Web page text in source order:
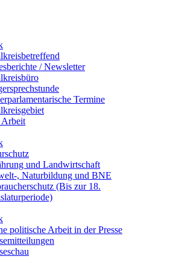
/ Newsletter
Termine
Arbeit
und Landwirtschaft
, Naturbildung und BNE
(Bis zur 18.
politische Arbeit in der Presse